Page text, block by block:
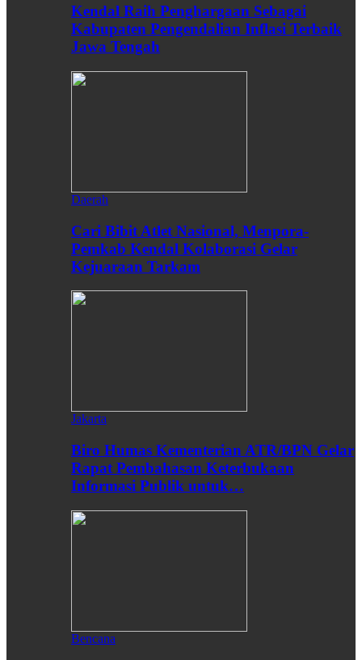
Kendal Raih Penghargaan Sebagai
Kabupaten Pengendalian Inflasi Terbaik
Jawa Tengah
Daerah
Cari Bibit Atlet Nasional, Menpora-
Pemkab Kendal Kolaborasi Gelar
Kejuaraan Tarkam
Jakarta
Biro Humas Kementerian ATR/BPN Gelar
Rapat Pembahasan Keterbukaan
Informasi Publik untuk…
Bencana